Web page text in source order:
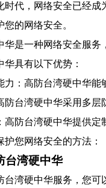
时代，网络安全已经
的网络安全。
华是一种网络安全服务
华具有以下优势：
力：高防台湾硬中华能
防台湾硬中华采用多层
高防台湾硬中华提供定
护您网络安全的方法：
台湾硬中华
台湾硬中华服务，您可